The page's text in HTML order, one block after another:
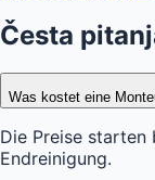
Česta
Was kostet eine
Die Preise starten
Endreinigung.